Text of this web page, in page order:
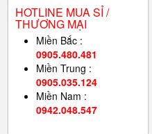
HOTLINE MUA SỈ /
THƯƠNG MẠI
Miền Bắc :
0905.480.481
Miền Trung :
0905.035.124
Miền Nam :
0942.048.547